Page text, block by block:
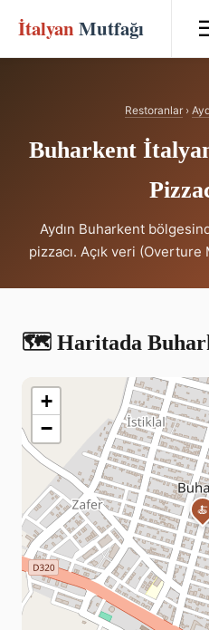
İtalyan Mutfağı
Restoranlar›
Buharkent
Aydın Buharkent
pizzacı. Açık veri
🗺️ Haritada
🍝
+
−